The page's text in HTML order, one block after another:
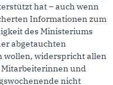
hat – auch wenn
Informationen zum
des Ministeriums
abgetauchten
wollen, widerspricht allen
und
nicht